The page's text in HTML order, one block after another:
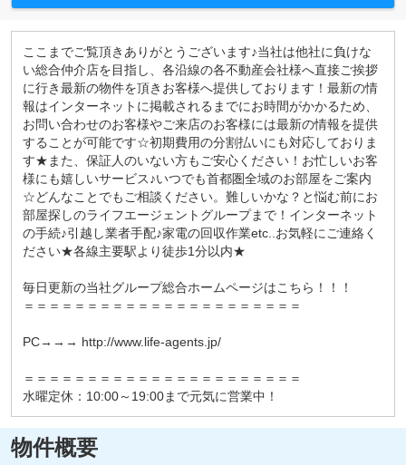
ここまでご覧頂きありがとうございます♪当社は他社に負けな
い総合仲介店を目指し、各沿線の各不動産会社様へ直接ご挨拶
に行き最新の物件を頂きお客様へ提供しております！最新の情
報はインターネットに掲載されるまでにお時間がかかるため、
お問い合わせのお客様やご来店のお客様には最新の情報を提供
することが可能です☆初期費用の分割払いにも対応しておりま
す★また、保証人のいない方もご安心ください！お忙しいお客
様にも嬉しいサービス♪いつでも首都圏全域のお部屋をご案内
☆どんなことでもご相談ください。難しいかな？と悩む前にお
部屋探しのライフエージェントグループまで！インターネット
の手続♪引越し業者手配♪家電の回収作業etc..お気軽にご連絡く
ださい★各線主要駅より徒歩1分以内★
毎日更新の当社グループ総合ホームページはこちら！！！
＝＝＝＝＝＝＝＝＝＝＝＝＝＝＝＝＝＝＝＝＝＝
PC→→→ http://www.life-agents.jp/
＝＝＝＝＝＝＝＝＝＝＝＝＝＝＝＝＝＝＝＝＝＝
水曜定休：10:00～19:00まで元気に営業中！
物件概要